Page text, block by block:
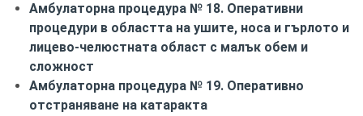
Амбулаторна процедура № 18. Оперативни
процедури в областта на ушите, носа и гърлото и
лицево-челюстната област с малък обем и
сложност
Амбулаторна процедура № 19. Оперативно
отстраняване на катаракта